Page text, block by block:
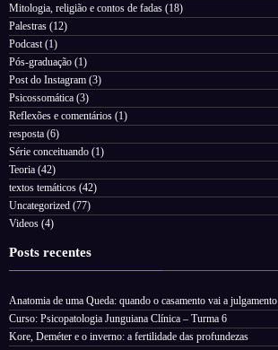
Mitologia, religião e contos de fadas (18)
Palestras (12)
Podcast (1)
Pós-graduação (1)
Post do Instagram (3)
Psicossomática (3)
Reflexões e comentários (1)
resposta (6)
Série conceituando (1)
Teoria (42)
textos temáticos (42)
Uncategorized (77)
Videos (4)
Posts recentes
Anatomia de uma Queda: quando o casamento vai a julgamento
Curso: Psicopatologia Junguiana Clínica – Turma 6
Kore, Deméter e o inverno: a fertilidade das profundezas